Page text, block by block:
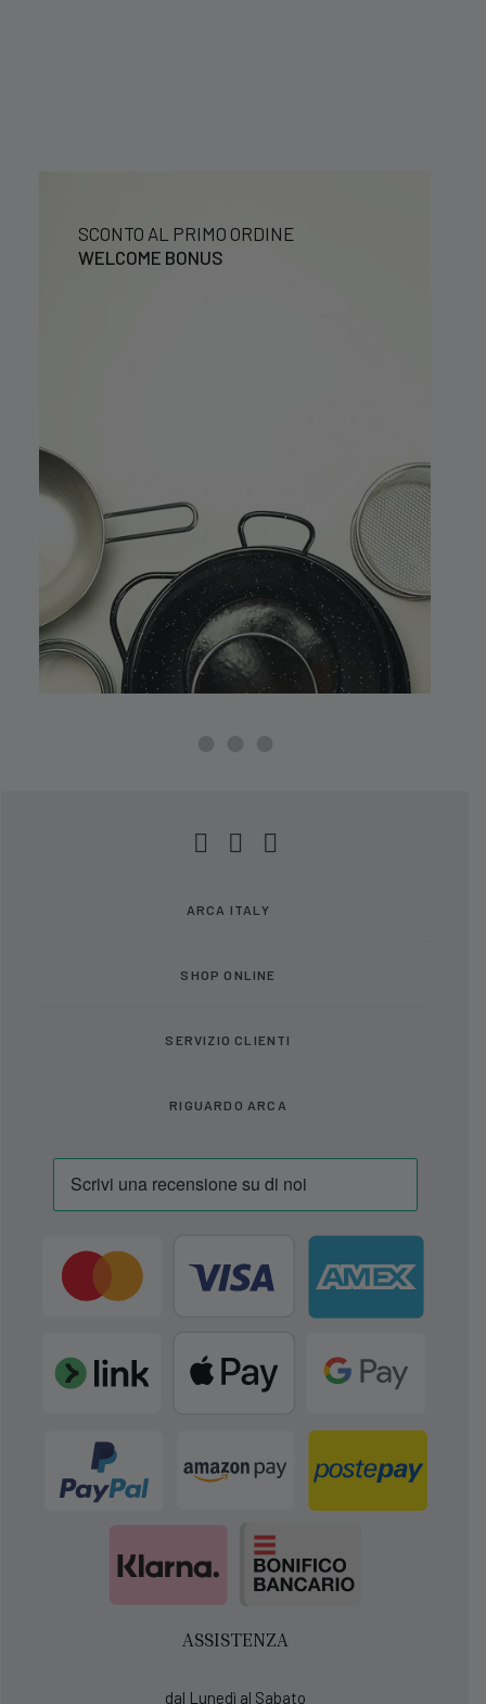
SCONTO AL PRIMO ORDINE
WELCOME BONUS
ARCA ITALY
SHOP ONLINE
SERVIZIO CLIENTI
RIGUARDO ARCA
ASSISTENZA
dal Lunedì al Sabato